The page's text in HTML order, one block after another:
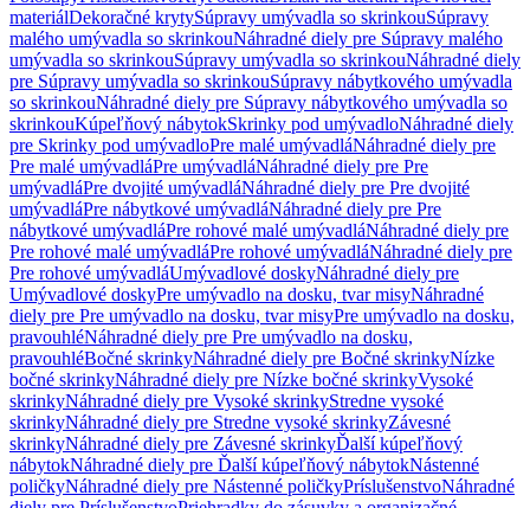
materiálDekoračné krytySúpravy umývadla so skrinkouSúpravy
malého umývadla so skrinkouNáhradné diely pre Súpravy malého
umývadla so skrinkouSúpravy umývadla so skrinkouNáhradné diely
pre Súpravy umývadla so skrinkouSúpravy nábytkového umývadla
so skrinkouNáhradné diely pre Súpravy nábytkového umývadla so
skrinkouKúpeľňový nábytokSkrinky pod umývadloNáhradné diely
pre Skrinky pod umývadloPre malé umývadláNáhradné diely pre
Pre malé umývadláPre umývadláNáhradné diely pre Pre
umývadláPre dvojité umývadláNáhradné diely pre Pre dvojité
umývadláPre nábytkové umývadláNáhradné diely pre Pre
nábytkové umývadláPre rohové malé umývadláNáhradné diely pre
Pre rohové malé umývadláPre rohové umývadláNáhradné diely pre
Pre rohové umývadláUmývadlové doskyNáhradné diely pre
Umývadlové doskyPre umývadlo na dosku, tvar misyNáhradné
diely pre Pre umývadlo na dosku, tvar misyPre umývadlo na dosku,
pravouhléNáhradné diely pre Pre umývadlo na dosku,
pravouhléBočné skrinkyNáhradné diely pre Bočné skrinkyNízke
bočné skrinkyNáhradné diely pre Nízke bočné skrinkyVysoké
skrinkyNáhradné diely pre Vysoké skrinkyStredne vysoké
skrinkyNáhradné diely pre Stredne vysoké skrinkyZávesné
skrinkyNáhradné diely pre Závesné skrinkyĎalší kúpeľňový
nábytokNáhradné diely pre Ďalší kúpeľňový nábytokNástenné
poličkyNáhradné diely pre Nástenné poličkyPríslušenstvoNáhradné